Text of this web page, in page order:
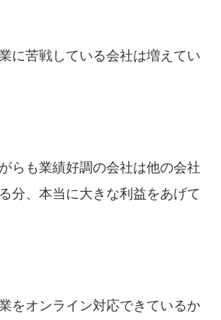
に苦戦している会社は増えてい
らも業績好調の会社は他の会社
分、本当に大きな利益をあげて
をオンライン対応できているか